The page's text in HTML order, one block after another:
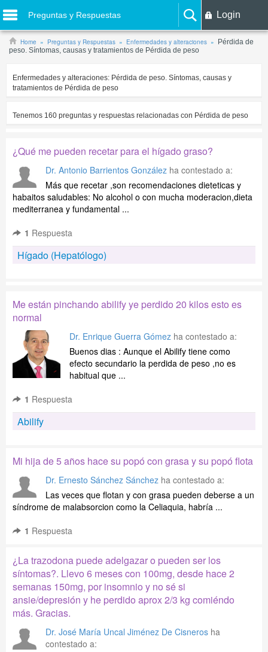
Preguntas y Respuestas Login
Home Preguntas y Respuestas Enfermedades y alteraciones
Pérdida de
peso. Síntomas, causas y tratamientos de Pérdida de peso
Enfermedades y alteraciones: Pérdida de peso. Síntomas, causas y
tratamientos de Pérdida de peso
Tenemos 160 preguntas y respuestas relacionadas con Pérdida de peso
¿Qué me pueden recetar para el hígado graso?
Dr. Antonio Barrientos González ha contestado a:
Más que recetar ,son recomendaciones dieteticas y
habaitos saludables: No alcohol o con mucha moderacion,dieta
mediterranea y fundamental ...
1 Respuesta
Hígado (Hepatólogo)
Me están pinchando abilify ye perdido 20 kilos esto es
normal
Dr. Enrique Guerra Gómez ha contestado a:
Buenos dias : Aunque el Abilify tiene como
efecto secundario la perdida de peso ,no es
habitual que ...
1 Respuesta
Abilify
Mi hija de 5 años hace su popó con grasa y su popó flota
Dr. Ernesto Sánchez Sánchez ha contestado a:
Las veces que flotan y con grasa pueden deberse a un
síndrome de malabsorcion como la Celiaquia, habría ...
1 Respuesta
¿La trazodona puede adelgazar o pueden ser los
síntomas?. Llevo 6 meses con 100mg, desde hace 2
semanas 150mg, por insomnio y no sé si
ansie/depresión y he perdido aprox 2/3 kg comiéndo
más. Gracias.
Dr. José María Uncal Jiménez De Cisneros ha
contestado a: